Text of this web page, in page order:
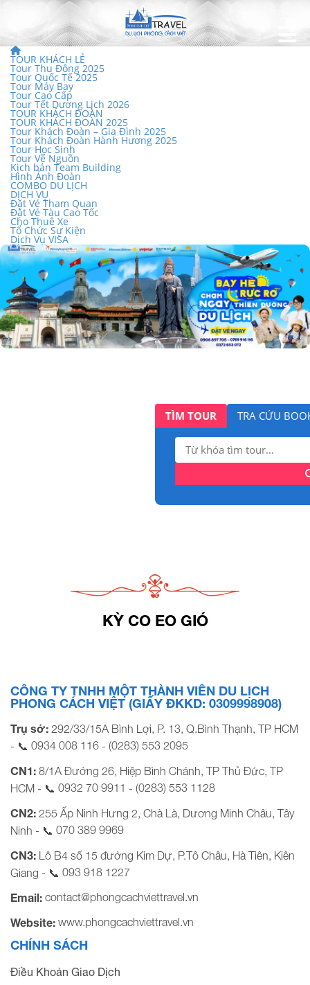
TOUR KHÁCH LẺ
Tour Thu Đông 2025
Tour Quốc Tế 2025
Tour Máy Bay
Tour Cao Cấp
Tour Tết Dương Lịch 2026
TOUR KHÁCH ĐOÀN
TOUR KHÁCH ĐOÀN 2025
Tour Khách Đoàn – Gia Đình 2025
Tour Khách Đoàn Hành Hương 2025
Tour Học Sinh
Tour Về Nguồn
Kịch bản Team Building
Hình Ảnh Đoàn
COMBO DU LỊCH
DỊCH VỤ
Đặt Vé Tham Quan
Đặt Vé Tàu Cao Tốc
Cho Thuê Xe
Tổ Chức Sự Kiện
Dịch Vụ VISA
TÌM TOUR TRA CỨU
Tìm
kiếm:
KỲ CO EO GIÓ
CÔNG TY TNHH MỘT THÀNH VIÊN DU LỊCH
PHONG CÁCH VIỆT (GIẤY ĐKKD: 0309998908)
Trụ sở: 292/33/15A Bình Lợi, P. 13, Q.Bình Thạnh, TP HCM
- 📞 0934 008 116 - (0283) 553 2095
CN1: 8/1A Đường 26, Hiệp Bình Chánh, TP Thủ Đức, TP
HCM - 📞 0932 70 9911 - (0283) 553 1128
CN2: 255 Ấp Ninh Hưng 2, Chà Là, Dương Minh Châu, Tây
Ninh - 📞 070 389 9969
CN3: Lô B4 số 15 đường Kim Dự, P.Tô Châu, Hà Tiên, Kiên
Giang - 📞 093 918 1227
Email: contact@phongcachviettravel.vn
Website: www.phongcachviettravel.vn
CHÍNH SÁCH
Điều Khoản Giao Dịch